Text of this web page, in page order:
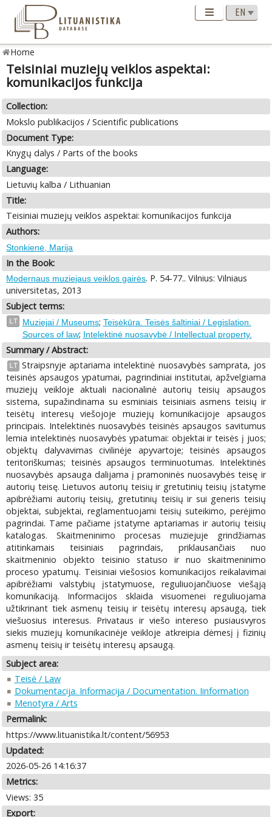
Home
Teisiniai muziejų veiklos aspektai:
komunikacijos funkcija
Collection:
Mokslo publikacijos / Scientific publications
Document Type:
Knygų dalys / Parts of the books
Language:
Lietuvių kalba / Lithuanian
Title:
Teisiniai muziejų veiklos aspektai: komunikacijos funkcija
Authors:
Stonkienė, Marija
In the Book:
Modernaus muziejaus veiklos gairės. P. 54-77.. Vilnius: Vilniaus
universitetas, 2013
Subject terms:
LT Muziejai / Museums; Teisėkūra. Teisės šaltiniai / Legislation.
Sources of law; Intelektinė nuosavybė / Intellectual property.
Summary / Abstract:
LT Straipsnyje aptariama intelektinė nuosavybės samprata, jos
teisinės apsaugos ypatumai, pagrindiniai institutai, apžvelgiama
muziejų veikloje aktuali nacionalinė autorių teisių apsaugos
sistema, supažindinama su esminiais teisiniais asmens teisių ir
teisėtų interesų viešojoje muziejų komunikacijoje apsaugos
principais. Intelektinės nuosavybės teisinės apsaugos savitumus
lemia intelektinės nuosavybės ypatumai: objektai ir teisės į juos;
objektų dalyvavimas civilinėje apyvartoje; teisinės apsaugos
teritoriškumas; teisinės apsaugos terminuotumas. Intelektinės
nuosavybės apsauga dalijama į pramoninės nuosavybės teisę ir
autorių teisę. Lietuvos autorių teisių ir gretutinių teisių įstatyme
apibrėžiami autorių teisių, gretutinių teisių ir sui generis teisių
objektai, subjektai, reglamentuojami teisių suteikimo, perėjimo
pagrindai. Tame pačiame įstatyme aptariamas ir autorių teisių
katalogas. Skaitmeninimo procesas muziejuje grindžiamas
atitinkamais teisiniais pagrindais, priklausančiais nuo
skaitmeninio objekto teisinio statuso ir nuo skaitmeninimo
proceso ypatumų. Teisiniai viešosios komunikacijos reikalavimai
apibrėžiami valstybių įstatymuose, reguliuojančiuose viešąją
komunikaciją. Informacijos sklaida visuomenei reguliuojama
užtikrinant tiek asmenų teisių ir teisėtų interesų apsaugą, tiek
viešuosius interesus. Privataus ir viešo intereso pusiausvyros
siekis muziejų komunikacinėje veikloje atkreipia dėmesį į fizinių
asmenų teisių ir teisėtų interesų apsaugą.
Subject area:
Teisė / Law
Dokumentacija. Informacija / Documentation. Iinformation
Menotyra / Arts
Permalink:
https://www.lituanistika.lt/content/56953
Updated:
2026-05-26 14:16:37
Metrics:
Views: 35
Export: